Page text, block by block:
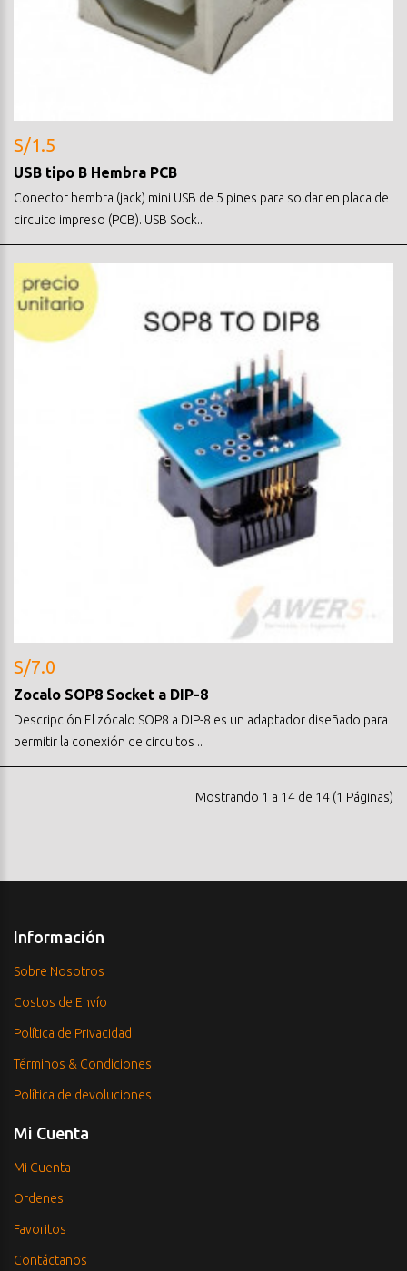
S/1.5
USB tipo B Hembra PCB
Conector hembra (jack) mini USB de 5 pines para soldar en placa de
circuito impreso (PCB). USB Sock..
S/7.0
Zocalo SOP8 Socket a DIP-8
Descripción El zócalo SOP8 a DIP-8 es un adaptador diseñado para
permitir la conexión de circuitos ..
Mostrando 1 a 14 de 14 (1 Páginas)
Información
Sobre Nosotros
Costos de Envío
Política de Privacidad
Términos & Condiciones
Política de devoluciones
Mi Cuenta
Mi Cuenta
Ordenes
Favoritos
Contáctanos